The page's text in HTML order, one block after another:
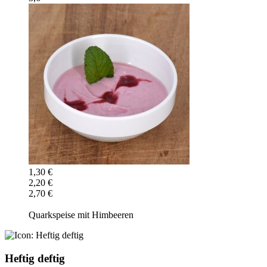
1,30 €
2,20 €
2,70 €
Quarkspeise mit Himbeeren
Heftig deftig